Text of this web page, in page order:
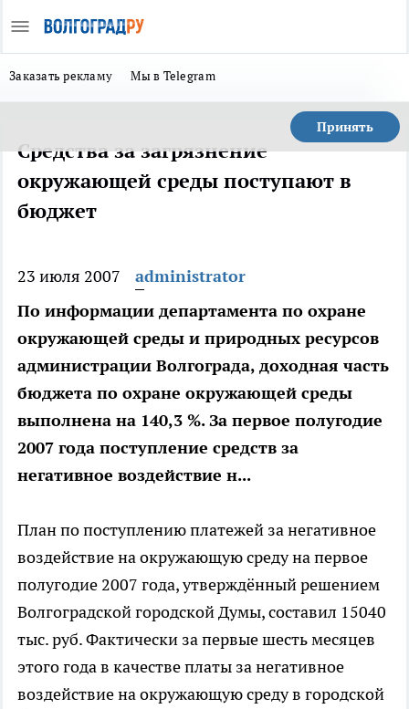
Заказать рекламу Мы в Telegram
Принять
Средства за загрязнение
окружающей среды поступают в
бюджет
23 июля 2007
administrator
По информации департамента по охране
окружающей среды и природных ресурсов
администрации Волгограда, доходная часть
бюджета по охране окружающей среды
выполнена на 140,3 %. За первое полугодие
2007 года поступление средств за
негативное воздействие н...
План по поступлению платежей за негативное
воздействие на окружающую среду на первое
полугодие 2007 года, утверждённый решением
Волгоградской городской Думы, составил 15040
тыс. руб. Фактически за первые шесть месяцев
этого года в качестве платы за негативное
воздействие на окружающую среду в городской